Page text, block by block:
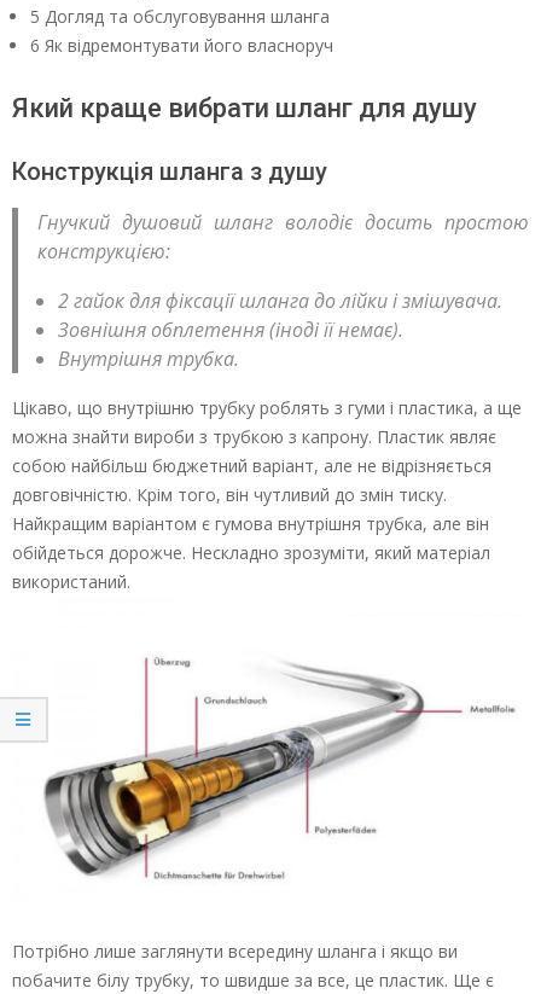
5 Догляд та обслуговування шланга
6 Як відремонтувати його власноруч
Який краще вибрати шланг для душу
Конструкція шланга з душу
Гнучкий душовий шланг володіє досить простою
конструкцією:
2 гайок для фіксації шланга до лійки і змішувача.
Зовнішня обплетення (іноді її немає).
Внутрішня трубка.
Цікаво, що внутрішню трубку роблять з гуми і пластика, а ще
можна знайти вироби з трубкою з капрону. Пластик являє
собою найбільш бюджетний варіант, але не відрізняється
довговічністю. Крім того, він чутливий до змін тиску.
Найкращим варіантом є гумова внутрішня трубка, але він
обійдеться дорожче. Нескладно зрозуміти, який матеріал
використаний.
Потрібно лише заглянути всередину шланга і якщо ви
побачите білу трубку, то швидше за все, це пластик. Ще є